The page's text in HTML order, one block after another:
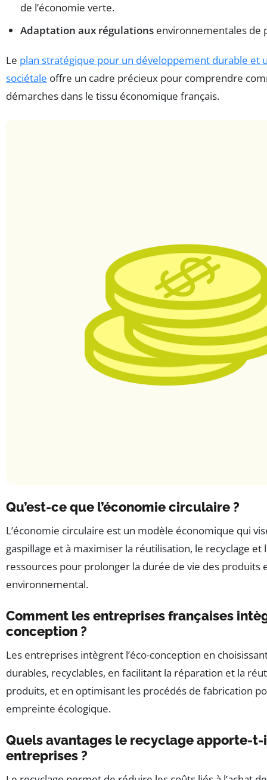
de l’économie verte.
Adaptation aux régulations environnementales de
Le plan stratégique pour un développement durable et
sociétale offre un cadre précieux pour comprendre
démarches dans le tissu économique français.
Qu’est-ce que l’économie circulaire ?
L’économie circulaire est un modèle économique qui
gaspillage et à maximiser la réutilisation, le recyclage et
ressources pour prolonger la durée de vie des produits
environnemental.
Comment les entreprises françaises
conception ?
Les entreprises intègrent l’éco-conception en
durables, recyclables, en facilitant la réparation et la
produits, et en optimisant les procédés de fabrication
empreinte écologique.
Quels avantages le recyclage apporte-t-
entreprises ?